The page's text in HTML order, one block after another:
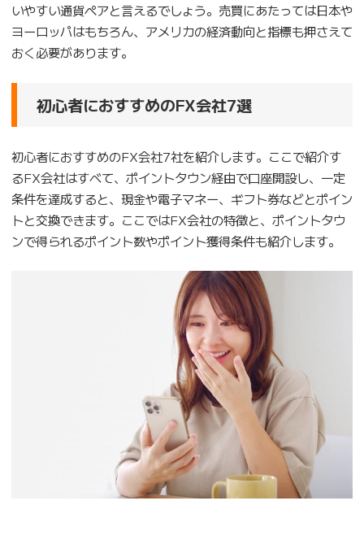
いやすい通貨ペアと言えるでしょう。売買にあたっては日本や
ヨーロッパはもちろん、アメリカの経済動向と指標も押さえて
おく必要があります。
初心者におすすめのFX会社7選
初心者におすすめのFX会社7社を紹介します。ここで紹介す
るFX会社はすべて、ポイントタウン経由で口座開設し、一定
条件を達成すると、現金や電子マネー、ギフト券などとポイン
トと交換できます。ここではFX会社の特徴と、ポイントタウ
ンで得られるポイント数やポイント獲得条件も紹介します。